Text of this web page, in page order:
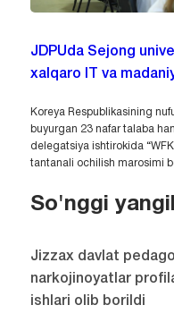
JDPUda Sejong
xalqaro IT va
Koreya Respublikasining
buyurgan 23 nafar talaba
delegatsiya ishtirokida
tantanali ochilish marosimi
So'nggi
Jizzax davlat
narkojinoyatlar
ishlari olib borildi